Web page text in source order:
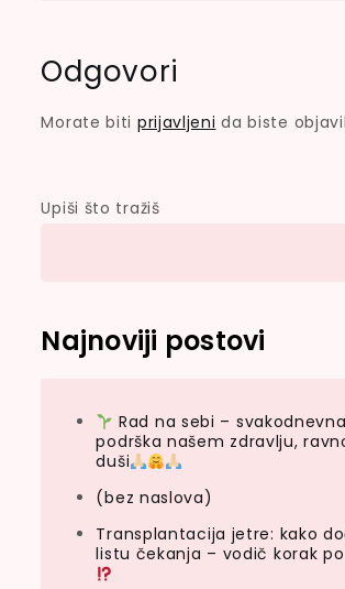
Odgovori
Morate biti prijavljeni da biste
Upiši što tražiš
Najnoviji postovi
Rad na sebi – svakodnevna
podrška našem zdravlju,
duši
(bez naslova)
Transplantacija jetre: kako
listu čekanja – vodič korak